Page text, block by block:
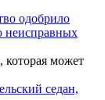
одобрило
неисправных
которая может